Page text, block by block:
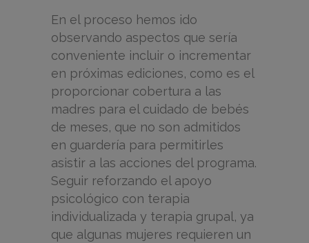
En el proceso hemos ido
observando aspectos que sería
conveniente incluir o incrementar
en próximas ediciones, como es el
proporcionar cobertura a las
madres para el cuidado de bebés
de meses, que no son admitidos
en guardería para permitirles
asistir a las acciones del programa.
Seguir reforzando el apoyo
psicológico con terapia
individualizada y terapia grupal, ya
que algunas mujeres requieren un